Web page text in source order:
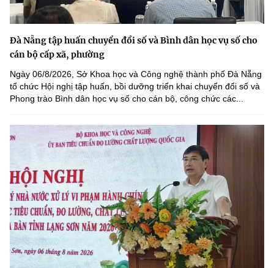
Đà Nẵng tập huấn chuyển đổi số và Bình dân học vụ số cho
cán bộ cấp xã, phường
Ngày 06/8/2026, Sở Khoa học và Công nghệ thành phố Đà Nẵng
tổ chức Hội nghị tập huấn, bồi dưỡng triển khai chuyển đổi số và
Phong trào Bình dân học vụ số cho cán bộ, công chức các...